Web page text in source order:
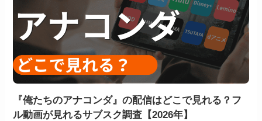
『俺たちのアナコンダ』の配信はどこで見れる？フ
ル動画が見れるサブスク調査【2026年】